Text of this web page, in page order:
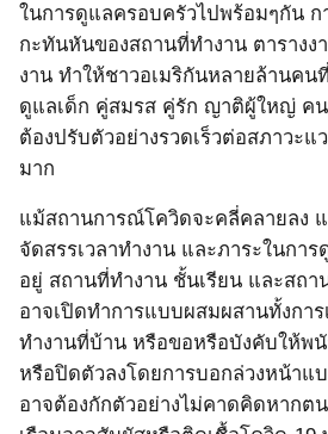
ในการดูแลครอบครัวไปพร้อมๆกัน ก
กะทันหันของสถานที่ทำงาน ตารางง
งาน ทำให้ชาวอเมริกันหลายล้านค
ดูแลเด็ก คู่สมรส คู่รัก ญาติผู้ใหญ่ ค
ต้องปรับตัวอย่างรวดเร็วต่อสภาวะแ
มาก
แม้สถานการณ์โควิดจะคลี่คลายลง
จัดสรรเวลาทำงาน และภาระในกา
อยู่ สถานที่ทำงาน ชั้นเรียน และสถ
อาจเปิดทำการแบบผสมผสานทั้งกา
ทำงานที่บ้าน หรือขอหรือบังคับให้พนั
หรือปิดตัวลงโดยการบอกล่วงหน้าแ
อาจต้องกักตัวอย่างไม่คาดคิดหากต